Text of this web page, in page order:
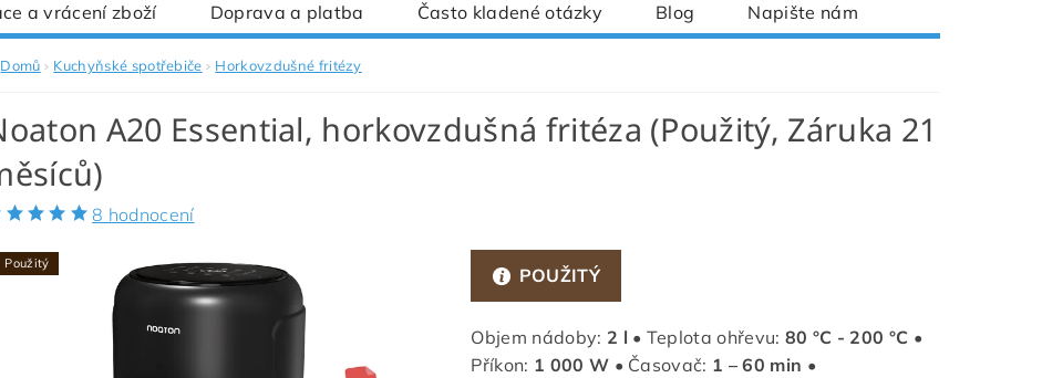
a vrácení zboží Doprava a platba Často kladené otázky Blog Napište nám
Domů Kuchyňské spotřebiče Horkovzdušné fritézy
A20 Essential, horkovzdušná fritéza (Použitý, Záruka 21
8 hodnocení
Použitý
POUŽITÝ
Objem nádoby: 2 l • Teplota ohřevu: 80 °C - 200 °C •
Příkon: 1 000 W • Časovač: 1 – 60 min •